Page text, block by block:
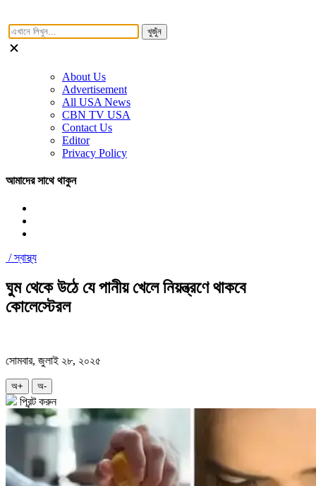
খুজুঁন
About Us
Advertisement
All USA News
CBN TV USA
Contact Us
Editor
Privacy Policy
আমাদের সাথে থাকুন
/স্বাস্থ্য
ঘুম থেকে উঠে যে পানীয় খেলে নিয়ন্ত্রণে থাকবে
কোলেস্টেরল
সোমবার, জুলাই ২৮, ২০২৫
অ+ অ-
প্রিন্ট করুন